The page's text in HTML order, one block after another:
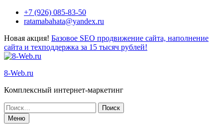
Перейти+7 (926) 085-83-50
ratamabahata@yandex.ru
Новая акция! Базовое SEO продвижение сайта, наполнение
сайта и техподдержка за 15 тысяч рублей!
8-Web.ru
Комплексный интернет-маркетинг
Поиск
по:Меню